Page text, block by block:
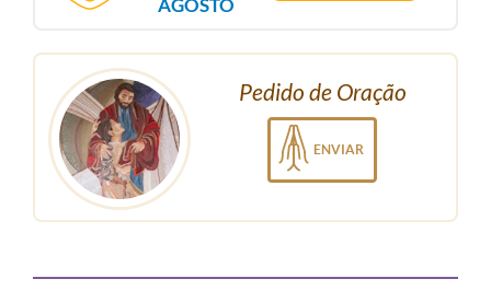
AGOSTO
Pedido de Oração
ENVIAR